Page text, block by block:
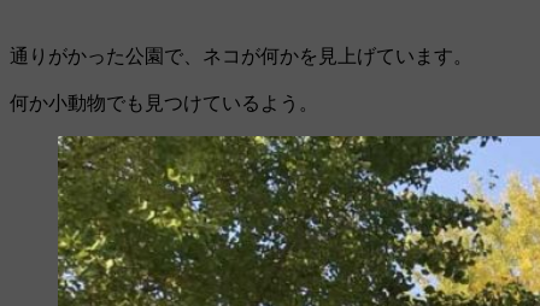
通りがかった公園で、ネコが何かを見上げています。
何か小動物でも見つけているよう。